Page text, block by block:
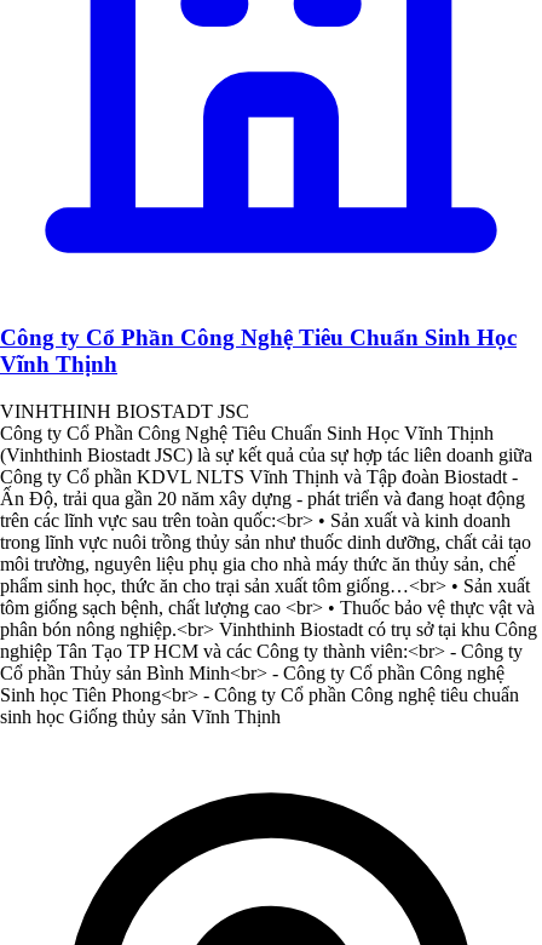
Công ty Cổ Phần Công Nghệ Tiêu Chuẩn Sinh Học
Vĩnh Thịnh
VINHTHINH BIOSTADT JSC
Công ty Cổ Phần Công Nghệ Tiêu Chuẩn Sinh Học Vĩnh Thịnh
(Vinhthinh Biostadt JSC) là sự kết quả của sự hợp tác liên doanh giữa
Công ty Cổ phần KDVL NLTS Vĩnh Thịnh và Tập đoàn Biostadt -
Ấn Độ, trải qua gần 20 năm xây dựng - phát triển và đang hoạt động
trên các lĩnh vực sau trên toàn quốc:<br> • Sản xuất và kinh doanh
trong lĩnh vực nuôi trồng thủy sản như thuốc dinh dưỡng, chất cải tạo
môi trường, nguyên liệu phụ gia cho nhà máy thức ăn thủy sản, chế
phẩm sinh học, thức ăn cho trại sản xuất tôm giống…<br> • Sản xuất
tôm giống sạch bệnh, chất lượng cao <br> • Thuốc bảo vệ thực vật và
phân bón nông nghiệp.<br> Vinhthinh Biostadt có trụ sở tại khu Công
nghiệp Tân Tạo TP HCM và các Công ty thành viên:<br> - Công ty
Cổ phần Thủy sản Bình Minh<br> - Công ty Cổ phần Công nghệ
Sinh học Tiên Phong<br> - Công ty Cổ phần Công nghệ tiêu chuẩn
sinh học Giống thủy sản Vĩnh Thịnh